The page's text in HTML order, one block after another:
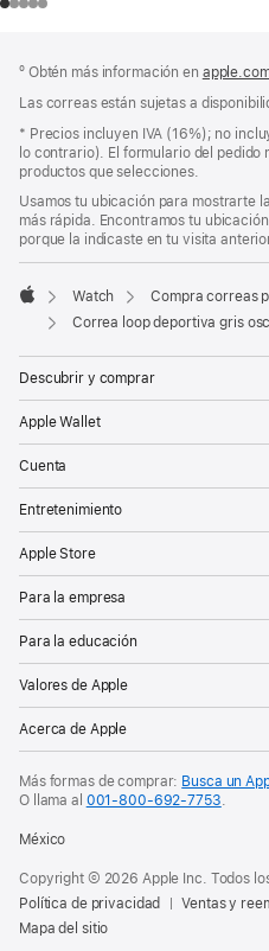
de
página
pie
de
página
º Obtén más información en
Las correas están sujetas a
Nota
a
pie
página
* Precios incluyen IVA (16%); no
lo contrario). El formulario del pedido
productos que selecciones.
Usamos tu ubicación para mostrarte
más rápida. Encontramos tu
porque la indicaste en tu visita
Apple
Watch
Compra correas
Correa loop deportiva gris
Descubrir y comprar
Apple Wallet
Cuenta
Entretenimiento
Apple Store
Para la empresa
Para la educación
Valores de Apple
Acerca de Apple
Más formas de comprar: Busca un
O
llama al 001‑800‑692‑7753.
México
Copyright © 2026 Apple Inc. Todos
Política de privacidad
Ventas y
Mapa del sitio